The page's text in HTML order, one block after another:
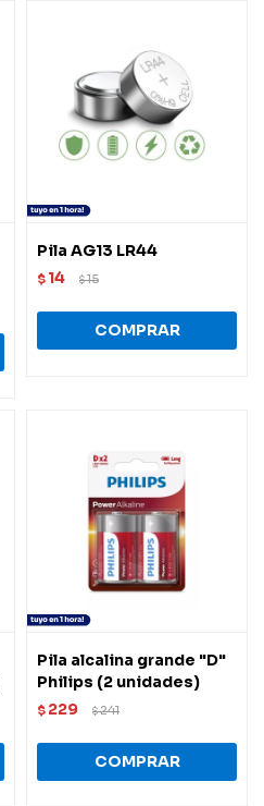
Pila AG13 LR44
$ 14 $15
Pila alcalina grande "D"
Philips (2 unidades)
$ 229 $241